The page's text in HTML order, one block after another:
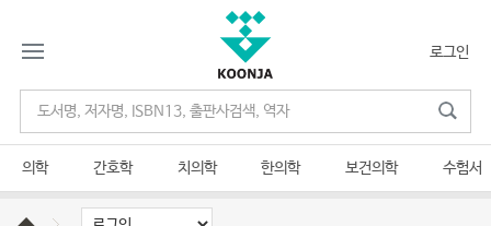
로그인
의학 간호학 치의학 한의학 보건의학 수험서